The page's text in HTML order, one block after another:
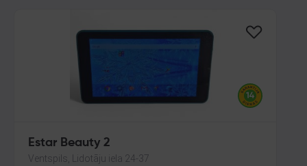
Estar Beauty 2
Ventspils, Lidotāju iela 24-37